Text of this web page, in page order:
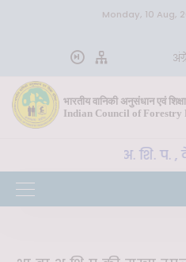
Monday, 10 Aug,
भारतीय वानिकी अनुसंधान एवं
Indian Council of Forestry
CoE-SLM, भा. वा. अ. शि. प.